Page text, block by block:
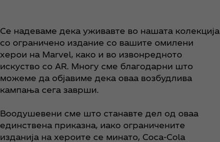
Се надеваме дека уживавте во нашата колекција
со ограничено издание со вашите омилени
херои на Marvel, како и во извонредното
искуство со AR. Многу сме благодарни што
можеме да објавиме дека оваа возбудлива
кампања сега заврши.
Воодушевени сме што станавте дел од оваа
единствена приказна, иако ограничените
изданија на хероите се минато, Coca‑Cola